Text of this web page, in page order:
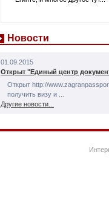
Новости
01.09.2015
Открыт "Единый центр
Открыт http://
получить визу и ...
Другие новости...